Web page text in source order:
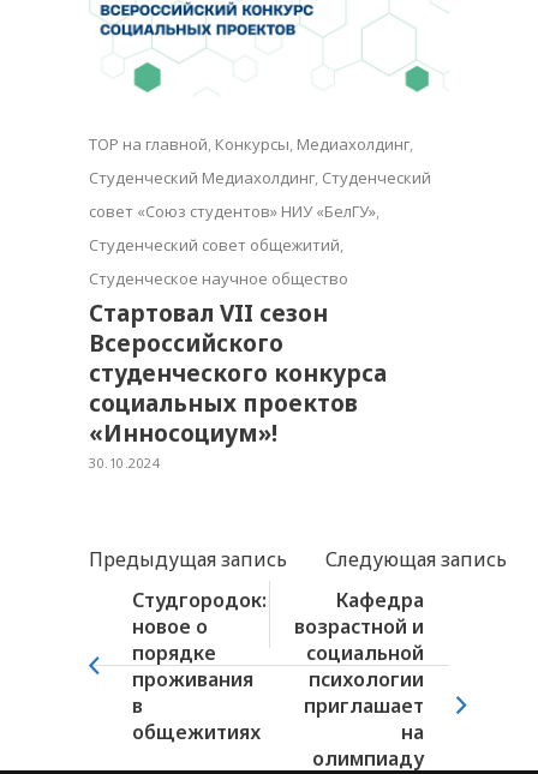
TOP на главной, Конкурсы, Медиахолдинг,
Студенческий Медиахолдинг, Студенческий
совет «Союз студентов» НИУ «БелГУ»,
Студенческий совет общежитий,
Студенческое научное общество
Стартовал VII сезон
Всероссийского
студенческого конкурса
социальных проектов
«Инносоциум»!
30.10.2024
Предыдущая запись
Следующая запись
Студгородок:
новое о
порядке
проживания
в
общежитиях
Кафедра
возрастной и
социальной
психологии
приглашает
на
олимпиаду